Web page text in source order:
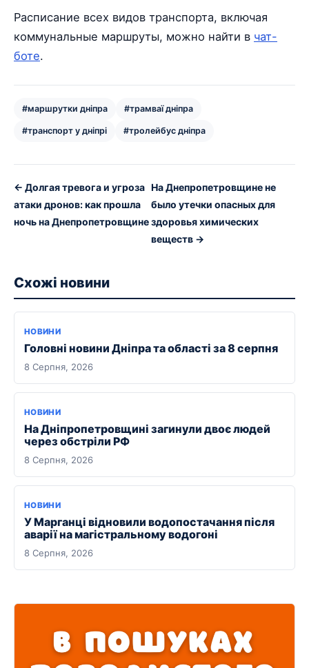
Расписание всех видов транспорта, включая
коммунальные маршруты, можно найти в чат-
боте.
#маршрутки дніпра #трамваї дніпра
#транспорт у дніпрі #тролейбус дніпра
← Долгая тревога и угроза
атаки дронов: как прошла
ночь на Днепропетровщине
На Днепропетровщине не
было утечки опасных для
здоровья химических
веществ →
Схожі новини
НОВИНИ
Головні новини Дніпра та області за 8 серпня
8 Серпня, 2026
НОВИНИ
На Дніпропетровщині загинули двоє людей
через обстріли РФ
8 Серпня, 2026
НОВИНИ
У Марганці відновили водопостачання після
аварії на магістральному водогоні
8 Серпня, 2026